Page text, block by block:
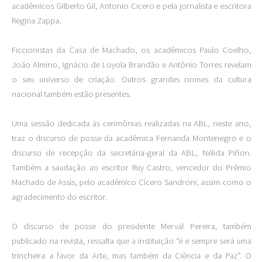
acadêmicos Gilberto Gil, Antonio Cicero e pela jornalista e escritora
Regina Zappa.
Ficcionistas da Casa de Machado, os acadêmicos Paulo Coelho,
João Almino, Ignácio de Loyola Brandão e Antônio Torres revelam
o seu universo de criação. Outros grandes nomes da cultura
nacional também estão presentes.
Uma sessão dedicada às cerimônias realizadas na ABL, neste ano,
traz o discurso de posse da acadêmica Fernanda Montenegro e o
discurso de recepção da secretária-geral da ABL, Nélida Piñon.
Também a saudação ao escritor Ruy Castro, vencedor do Prêmio
Machado de Assis, pelo acadêmico Cícero Sandroni, assim como o
agradecimento do escritor.
O discurso de posse do presidente Merval Pereira, também
publicado na revista, ressalta que a instituição “é e sempre será uma
trincheira a favor da Arte, mas também da Ciência e da Paz”. O